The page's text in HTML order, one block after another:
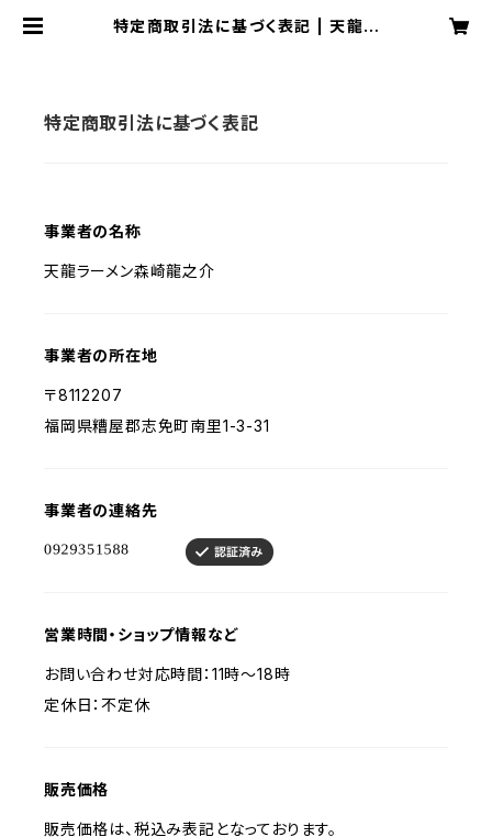
特定商取引法に基づく表記 | 天龍ラ
特定商取引法に基づく表記
事業者の名称
天龍ラーメン森崎龍之介
事業者の所在地
〒8112207
福岡県糟屋郡志免町南里1-3-31
事業者の連絡先
営業時間・ショップ情報など
お問い合わせ対応時間：11時〜18時
定休日：不定休
販売価格
販売価格は、税込み表記となっております。